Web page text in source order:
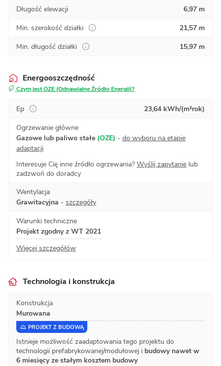
Długość elewacji
6,97 m
Min. szerokość działki
21,57 m
Min. długość działki
15,97 m
Energooszczędność
Czym jest OZE (Odnawialne Źródło Energii)?
Ep
23,64 kWh/(m²rok)
Ogrzewanie główne
Gazowe lub paliwo stałe (OZE) - do wyboru na etapie
adaptacji
Interesuje Cię inne źródło ogrzewania? Wyślij zapytanie lub
zadzwoń do doradcy
Wentylacja
Grawitacyjna - szczegóły
Warunki techniczne
Projekt zgodny z WT 2021
Więcej szczegółów
Technologia i konstrukcja
Konstrukcja
Murowana
PROJEKT Z BUDOWĄ
Istnieje możliwość zaadaptowania tego projektu do
technologii prefabrykowanej/modułowej i budowy nawet w
6 miesięcy ze stałym kosztem budowy